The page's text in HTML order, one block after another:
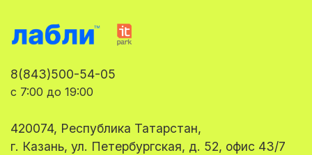
8(843)500-54-05
с 7:00 до 19:00
420074, Республика Татарстан,
г. Казань, ул. Петербургская, д. 52, офис 43/7